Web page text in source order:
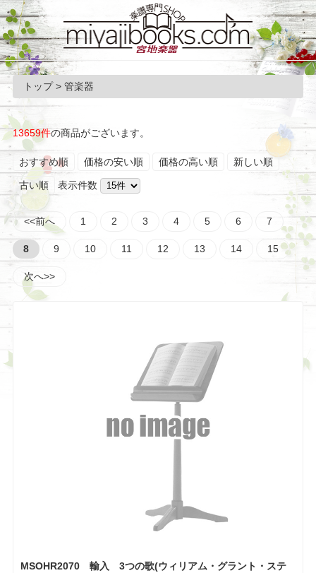
トップ> 管楽器
13659件の商品がございます。
おすすめ順 価格の安い順 価格の高い順 新しい順
古い順 表示件数
<<前へ 1 2 3 4 5 6 7
8 9 10 11 12 13 14 15
次へ>>
MSOHR2070 輸入 3つの歌(ウィリアム・グラント・ステ